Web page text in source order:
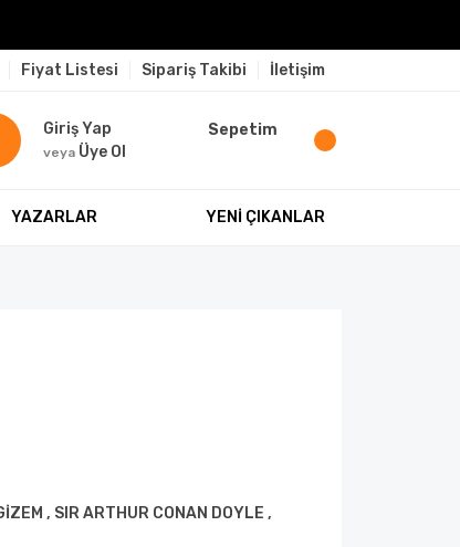
Fiyat Listesi Sipariş Takibi İletişim
Giriş Yap
veya Üye Ol
Sepetim
YAZARLAR YENİ ÇIKANLAR
, SIR ARTHUR CONAN DOYLE ,